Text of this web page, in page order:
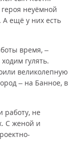
неуёмной
А ещё у них есть
время, –
гулять.
великолепную
– на Банное, в
работу, не
С женой и